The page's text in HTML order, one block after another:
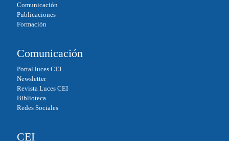
Comunicación
Publicaciones
Formación
Comunicación
Portal luces CEI
Newsletter
Revista Luces CEI
Biblioteca
Redes Sociales
CEI